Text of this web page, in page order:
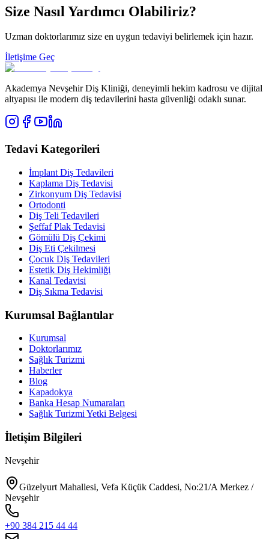
Size Nasıl Yardımcı Olabiliriz?
Uzman doktorlarımız size en uygun tedaviyi belirlemek için hazır.
İletişime Geç
Akademya Nevşehir Diş Kliniği, deneyimli hekim kadrosu ve dijital
altyapısı ile modern diş tedavilerini hasta güvenliği odaklı sunar.
Tedavi Kategorileri
İmplant Diş Tedavileri
Kaplama Diş Tedavisi
Zirkonyum Diş Tedavisi
Ortodonti
Diş Teli Tedavileri
Şeffaf Plak Tedavisi
Gömülü Diş Çekimi
Diş Eti Çekilmesi
Çocuk Diş Tedavileri
Estetik Diş Hekimliği
Kanal Tedavisi
Diş Sıkma Tedavisi
Kurumsal Bağlantılar
Kurumsal
Doktorlarımız
Sağlık Turizmi
Haberler
Blog
Kapadokya
Banka Hesap Numaraları
Sağlık Turizmi Yetki Belgesi
İletişim Bilgileri
Nevşehir
Güzelyurt Mahallesi, Vefa Küçük Caddesi, No:21/A Merkez /
Nevşehir
+90 384 215 44 44